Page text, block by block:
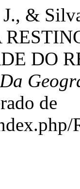
&
DO
de